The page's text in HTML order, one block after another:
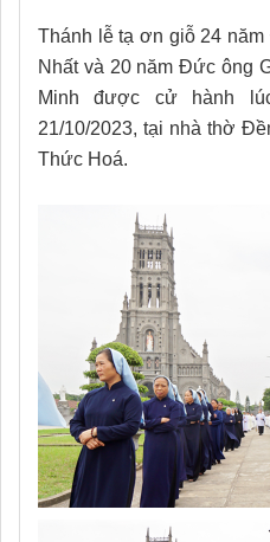
Thánh lễ tạ ơn giỗ 24
Nhất và 20 năm Đức ông
Minh được cử hành
21/10/2023, tại nhà thờ
Thức Hoá.